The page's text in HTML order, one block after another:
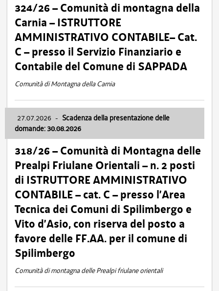
324/26 – Comunità di montagna della
Carnia – ISTRUTTORE
AMMINISTRATIVO CONTABILE– Cat.
C – presso il Servizio Finanziario e
Contabile del Comune di SAPPADA
Comunità di Montagna della Carnia
27.07.2026 - Scadenza della presentazione delle
domande: 30.08.2026
318/26 – Comunità di Montagna delle
Prealpi Friulane Orientali – n. 2 posti
di ISTRUTTORE AMMINISTRATIVO
CONTABILE – cat. C – presso l’Area
Tecnica dei Comuni di Spilimbergo e
Vito d’Asio, con riserva del posto a
favore delle FF.AA. per il comune di
Spilimbergo
Comunità di montagna delle Prealpi friulane orientali